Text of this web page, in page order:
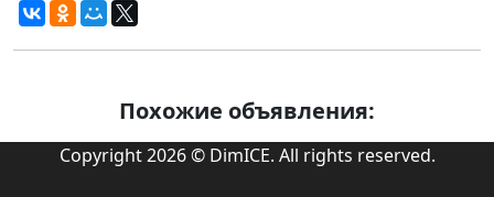
Похожие объявления:
Copyright 2026 © DimICE. All rights reserved.